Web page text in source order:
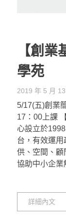
【創
學苑
2019 年 5 月 13
5/17(五)創業
17：00上課
心設立於
台，有效運
供、空間、顧
協助中小企業
詳細內文